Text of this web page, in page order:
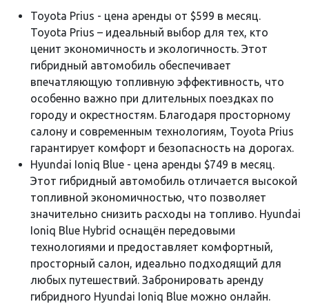
Toyota Prius - цена аренды от $599 в месяц.
Toyota Prius – идеальный выбор для тех, кто
ценит экономичность и экологичность. Этот
гибридный автомобиль обеспечивает
впечатляющую топливную эффективность, что
особенно важно при длительных поездках по
городу и окрестностям. Благодаря просторному
салону и современным технологиям, Toyota Prius
гарантирует комфорт и безопасность на дорогах.
Hyundai Ioniq Blue - цена аренды $749 в месяц.
Этот гибридный автомобиль отличается высокой
топливной экономичностью, что позволяет
значительно снизить расходы на топливо. Hyundai
Ioniq Blue Hybrid оснащён передовыми
технологиями и предоставляет комфортный,
просторный салон, идеально подходящий для
любых путешествий. Забронировать аренду
гибридного Hyundai Ioniq Blue можно онлайн.